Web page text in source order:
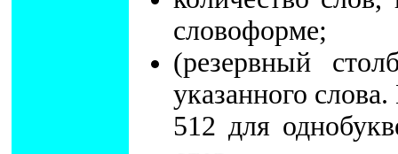
словоформе;
(резервный
указанного
512 для